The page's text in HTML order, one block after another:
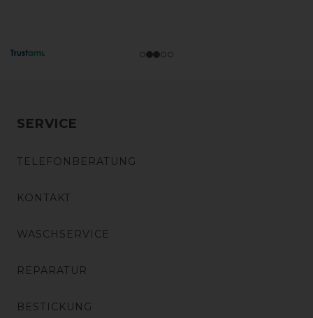
SERVICE
TELEFONBERATUNG
KONTAKT
WASCHSERVICE
REPARATUR
BESTICKUNG